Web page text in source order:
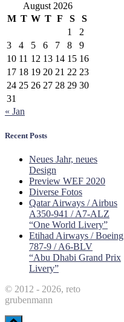
August 2026
M T W T F S
S
1
2
3
4 5 6 7 8
9
10 11 12 13 14 15 16
17 18 19 20 21 22 23
24 25 26 27 28 29 30
31
« Jan
Recent Posts
Neues Jahr, neues
Design
Preview WEF 2020
Diverse Fotos
Qatar Airways / Airbus
A350-941 / A7-ALZ
“One World Livery”
Etihad Airways / Boeing
787-9 / A6-BLV
“Abu Dhabi Grand Prix
Livery”
© 2012 - 2026, reto
grubenmann